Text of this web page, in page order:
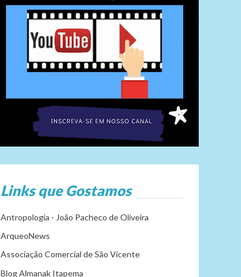
Links que Gostamos
Antropologia - João Pacheco de Oliveira
ArqueoNews
Associação Comercial de São Vicente
Blog Almanak Itapema